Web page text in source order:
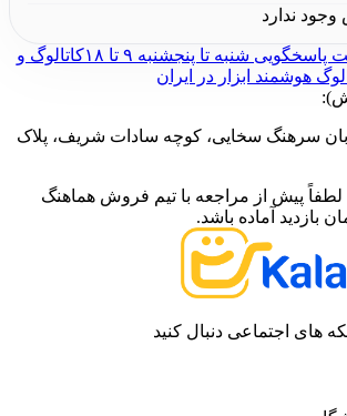
وجود ندارد
شنبه تا پنجشنبه ۹ تا ۱۸
کاتالوگ و
هوشمند ابزار در ایران
سرهنگ سخایی، کوچه سادات شریف، پلاک
پیش از مراجعه با تیم فروش هماهنگ
بازدید آماده باشد.
های اجتماعی دنبال کنید